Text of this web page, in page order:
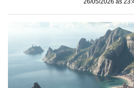
26/05/2026 às